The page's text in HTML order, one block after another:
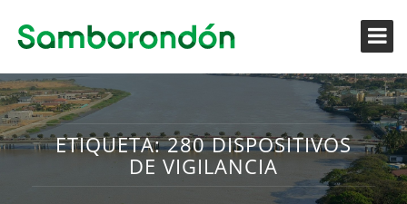
ETIQUETA:280 DISPOSITIVOS
DE VIGILANCIA